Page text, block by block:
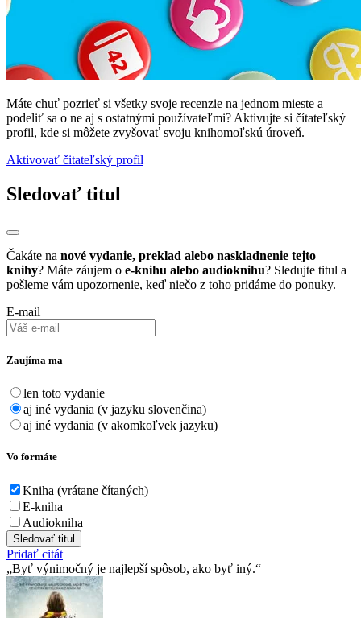
Máte chuť pozrieť si všetky svoje recenzie na jednom mieste a
podeliť sa o ne aj s ostatnými používateľmi? Aktivujte si čítateľský
profil, kde si môžete zvyšovať svoju knihomoľskú úroveň.
Aktivovať čitateľský profil
Sledovať titul
Čakáte na nové vydanie, preklad alebo naskladnenie tejto
knihy? Máte záujem o e-knihu alebo audioknihu? Sledujte titul a
pošleme vám upozornenie, keď niečo z toho pridáme do ponuky.
E-mail
Zaujíma ma
len toto vydanie
aj iné vydania (v jazyku slovenčina)
aj iné vydania (v akomkoľvek jazyku)
Vo formáte
Kniha (vrátane čítaných)
E-kniha
Audiokniha
Sledovať titul
Pridať citát
Byť výnimočný je najlepší spôsob, ako byť iný.